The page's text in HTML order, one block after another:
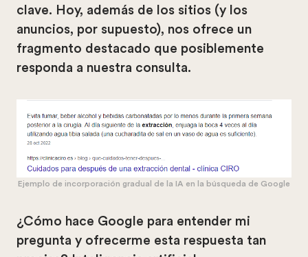
clave. Hoy, además de los sitios (y los
anuncios, por supuesto), nos ofrece un
fragmento destacado que posiblemente
responda a nuestra consulta.
Ejemplo de incorporación gradual de la IA en la búsqueda de Google
¿Cómo hace Google para entender mi
pregunta y ofrecerme esta respuesta tan